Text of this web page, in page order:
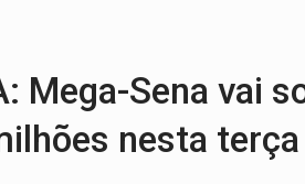
Mega-Sena vai
nesta